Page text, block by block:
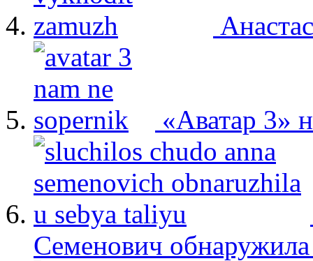
«Аватар 3»
Семенович